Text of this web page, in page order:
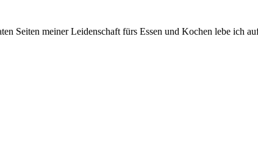
Seiten meiner Leidenschaft fürs Essen und Kochen lebe ich